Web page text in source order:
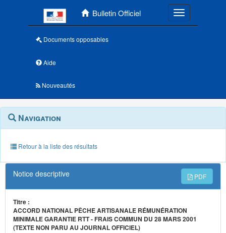
Bulletin Officiel Toggle
Documents opposables
Aide
Nouveautés
Navigation
outils
annexes
Menu
contextuel
Navigation
Retour à la liste des résultats
Notice descriptive PDF
Titre :
ACCORD NATIONAL PÊCHE ARTISANALE RÉMUNÉRATION
MINIMALE GARANTIE RTT - FRAIS COMMUN DU 28 MARS 2001
(TEXTE NON PARU AU JOURNAL OFFICIEL)